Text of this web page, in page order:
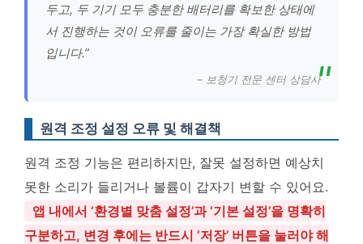
두고, 두 기기 모두 충분한 배터리를 확보한 상태에
서 진행하는 것이 오류를 줄이는 가장 확실한 방법
입니다.”
– 보청기 전문 센터 상담사
원격 조정 설정 오류 및 해결책
원격 조정 기능은 편리하지만, 잘못 설정하면 예상치
못한 소리가 들리거나 볼륨이 갑자기 변할 수 있어요.
앱 내에서 ‘환경별 맞춤 설정’과 ‘기본 설정’을 명확히
구분하고, 변경 후에는 반드시 ‘저장’ 버튼을 눌러야 해